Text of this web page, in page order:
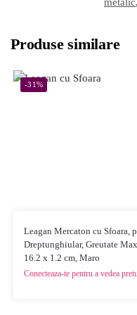
Produse similare
-31%
Leagan Mercaton cu Sfoara,
Dreptunghiular, Greutate
16.2 x 1.2 cm, Maro
Conecteaza-te pentru a vedea